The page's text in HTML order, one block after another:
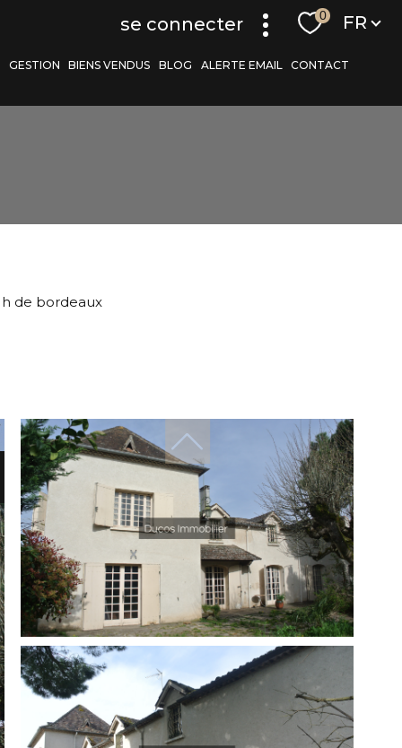
se connecter 0 Langue
FR
GESTION BIENS VENDUS BLOG ALERTE EMAIL CONTACT
de bordeaux